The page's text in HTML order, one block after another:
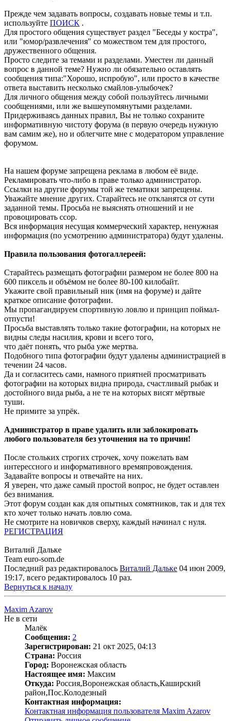
Прежде чем задавать вопросы, создавать новые темы и т.п.
используйте ПОИСК .
Для простого общения существует раздел "Беседы у костра",
или "юмор/развлечения" со можеством тем для простого,
дружественного общения.
Просто следите за темами и разделами. Уместен ли данный
вопрос в данной теме? Нужно ли обязательно оставлять
сообщения типа:"Хорошо, испробую", или просто в качестве
ответа выставить несколько смайлов-улыбочек?
Для личного общения между собой пользуйтесь личными
сообщениями, или же вышеупомянутыми разделами.
Придерживаясь данных правил, Вы не только сохраните
информативную чистоту форума (в первую очередь нужную
вам самим же), но и облегчите мне с модератором управление
форумом.
На нашем форуме запрещена реклама в любом её виде.
Рекламировать что-либо в праве только администратор.
Ссылки на другие форумы той же тематики запрещены.
Уважайте мнение других. Старайтесь не откланятся от сути
заданной темы. Просьба не выяснять отношений и не
провоцировать ссор.
Вся информация несущая коммерческий характер, ненужная
информация (по усмотрению администратора) будут удалены.
Правила пользования фотогаллереей:
Старайтесь размещать фотографии размером не более 800 на
600 пиксель и объёмом не более 80-100 килобайт.
Укажите свой правильный ник (имя на форуме) и дайте
краткое описание фотографии.
Мы пропагандируем спортивную ловлю и принцип поймал-
отпусти!
Просьба выставлять только такие фотографии, на которых не
видны следы насилия, крови и всего того,
что даёт понять, что рыба уже мертва.
Подобного типа фотографии будут удалены администрацией в
течении 24 часов.
Да и согласитесь сами, намного приятней просматривать
фотографии на которых видна природа, счастливый рыбак и
достойного вида рыба, а не те на которых висят мёртвые
туши.
Не примите за упрёк.
Администратор в праве удалить или заблокировать
любого пользователя без уточнения на то причин!
После стольких строгих строчек, хочу пожелать вам
интерессного и информативного времяпровождения.
Задавайте вопросы и отвечайте на них.
Я уверен, что даже самый простой вопрос, не будет оставлен
без внимания.
Этот форум создан как для опытных сомятников, так и для тех
кто хочет только начать ловлю сома.
Не смотрите на новичков сверху, каждый начинал с нуля.
РЕГИСТРАЦИЯ
Виталий Дальке
Team euro-som.de
Последний раз редактировалось Виталий Дальке 04 июн 2009,
19:17, всего редактировалось 10 раз.
Вернуться к началу
Maxim Azarov
Не в сети
Малёк
Сообщения: 2
Зарегистрирован: 21 окт 2025, 04:13
Страна: Россия
Город: Воронежская область
Настоящее имя: Максим
Откуда: Россия,Воронежская область,Каширский
район,Пос.Колодезный
Контактная информация:
Контактная информация пользователя Maxim Azarov